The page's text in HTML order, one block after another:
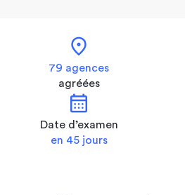
location_on
79 agences
agréées
calendar_month
Date d’examen
en 45 jours